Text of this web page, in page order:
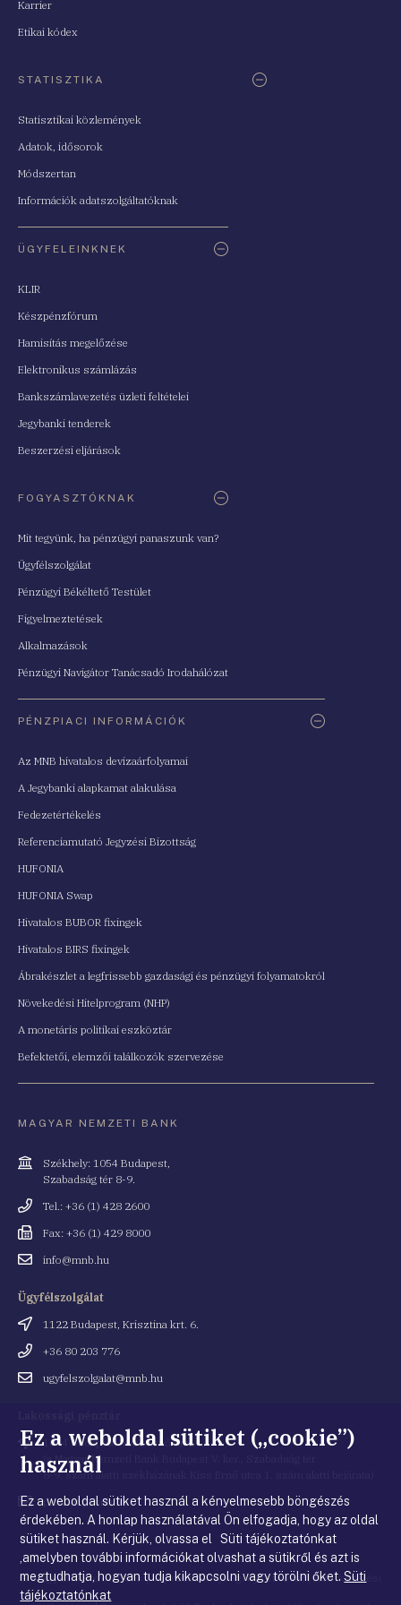
Karrier
Etikai kódex
STATISZTIKA
Statisztikai közlemények
Adatok, idősorok
Módszertan
Információk adatszolgáltatóknak
ÜGYFELEINKNEK
KLIR
Készpénzfórum
Hamisítás megelőzése
Elektronikus számlázás
Bankszámlavezetés üzleti feltételei
Jegybanki tenderek
Beszerzési eljárások
FOGYASZTÓKNAK
Mit tegyünk, ha pénzügyi panaszunk van?
Ügyfélszolgálat
Pénzügyi Békéltető Testület
Figyelmeztetések
Alkalmazások
Pénzügyi Navigátor Tanácsadó Irodahálózat
PÉNZPIACI INFORMÁCIÓK
Az MNB hivatalos devizaárfolyamai
A Jegybanki alapkamat alakulása
Fedezetértékelés
Referenciamutató Jegyzési Bizottság
HUFONIA
HUFONIA Swap
Hivatalos BUBOR fixingek
Hivatalos BIRS fixingek
Ábrakészlet a legfrissebb gazdasági és pénzügyi folyamatokról
Növekedési Hitelprogram (NHP)
A monetáris politikai eszköztár
Befektetői, elemzői találkozók szervezése
MAGYAR NEMZETI BANK
Cím
Székhely: 1054 Budapest,
Szabadság tér 8-9.
Telefonszám
Tel.: +36 (1) 428 2600
Fax
Fax: +36 (1) 429 8000
Emailinfo@mnb.hu
Ügyfélszolgálat
Cím
1122 Budapest, Krisztina krt. 6.
Telefonszám
+36 80 203 776
Emailugyfelszolgalat@mnb.hu
Cím 1054 Budapest, Kiss Ernő utca 1.
(a Magyar Nemzeti Bank Budapest V. ker., Szabadság tér
8-9. szám alatti székházának Kiss Ernő utca 1. szám alatti bejárata)
Email
cím
penztar@mnb.hu
© Magyar Nemzeti Bank |Impresszum|Jogi nyilatkozat|Adatkezelési
Ez a weboldal sütiket („cookie”)
használ
Ez a weboldal sütiket használ a kényelmesebb böngészés
érdekében. A honlap használatával Ön elfogadja, hogy az oldal
sütiket használ. Kérjük, olvassa el Süti tájékoztatónkat
,amelyben további információkat olvashat a sütikről és azt is
megtudhatja, hogyan tudja kikapcsolni vagy törölni őket.Süti
tájékoztatónkat